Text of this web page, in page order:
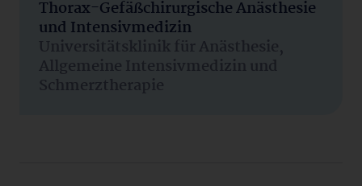
Thorax-Gefäßchirurgische Anästhesie
und Intensivmedizin
Universitätsklinik für Anästhesie,
Allgemeine Intensivmedizin und
Schmerztherapie